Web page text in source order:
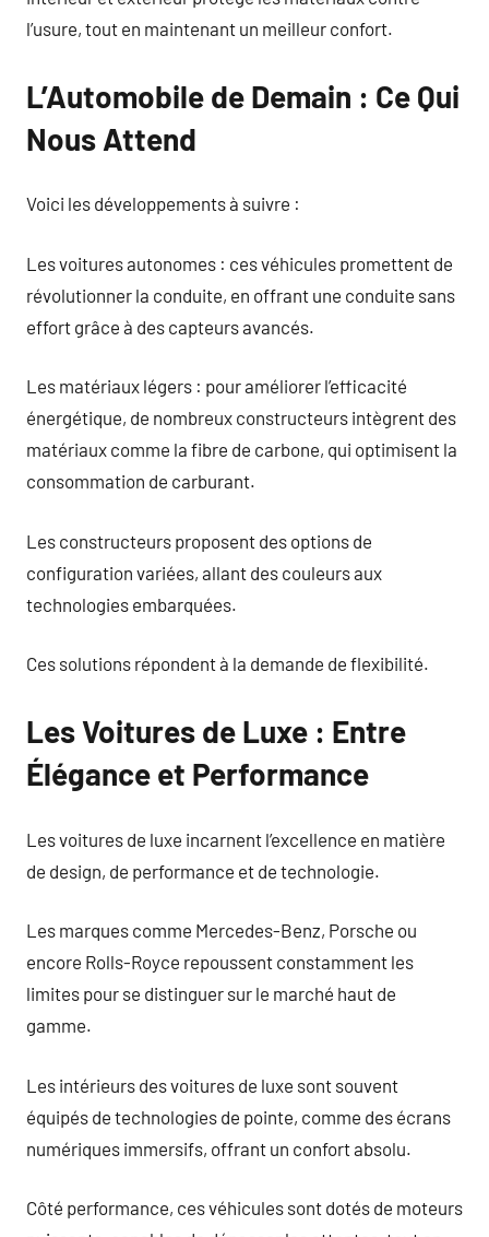
l’usure, tout en maintenant un meilleur confort.
L’Automobile de Demain : Ce Qui
Nous Attend
Voici les développements à suivre :
Les voitures autonomes : ces véhicules promettent de
révolutionner la conduite, en offrant une conduite sans
effort grâce à des capteurs avancés.
Les matériaux légers : pour améliorer l’efficacité
énergétique, de nombreux constructeurs intègrent des
matériaux comme la fibre de carbone, qui optimisent la
consommation de carburant.
Les constructeurs proposent des options de
configuration variées, allant des couleurs aux
technologies embarquées.
Ces solutions répondent à la demande de flexibilité.
Les Voitures de Luxe : Entre
Élégance et Performance
Les voitures de luxe incarnent l’excellence en matière
de design, de performance et de technologie.
Les marques comme Mercedes-Benz, Porsche ou
encore Rolls-Royce repoussent constamment les
limites pour se distinguer sur le marché haut de
gamme.
Les intérieurs des voitures de luxe sont souvent
équipés de technologies de pointe, comme des écrans
numériques immersifs, offrant un confort absolu.
Côté performance, ces véhicules sont dotés de moteurs